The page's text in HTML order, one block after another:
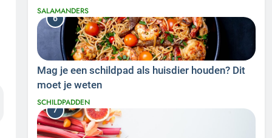
SALAMANDERS
6
Mag je een schildpad als huisdier houden? Dit
moet je weten
SCHILDPADDEN
7